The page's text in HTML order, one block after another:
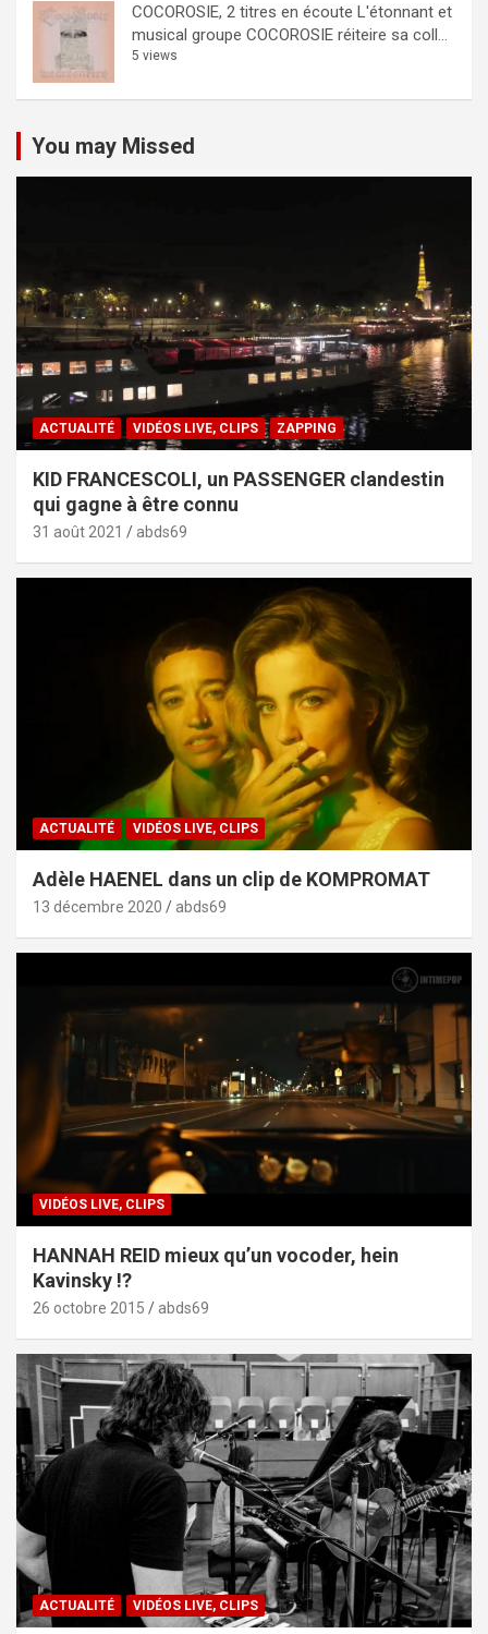
COCOROSIE, 2 titres en écoute L'étonnant et
musical groupe COCOROSIE réiteire sa coll...
5 views
You may Missed
ACTUALITÉ VIDÉOS LIVE, CLIPS ZAPPING
KID FRANCESCOLI, un PASSENGER clandestin
qui gagne à être connu
31 août 2021 abds69
ACTUALITÉ VIDÉOS LIVE, CLIPS
Adèle HAENEL dans un clip de KOMPROMAT
13 décembre 2020 abds69
VIDÉOS LIVE, CLIPS
HANNAH REID mieux qu’un vocoder, hein
Kavinsky !?
26 octobre 2015 abds69
ACTUALITÉ VIDÉOS LIVE, CLIPS